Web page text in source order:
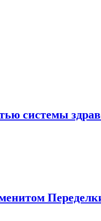
системы